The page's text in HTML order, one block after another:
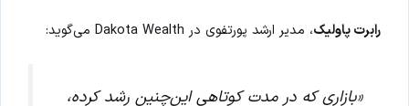
رابرت پاولیک، مدیر ارشد پورتفوی در Dakota Wealth می‌گوید:
«بازاری که در مدت کوتاهی این‌چنین رشد کرده،